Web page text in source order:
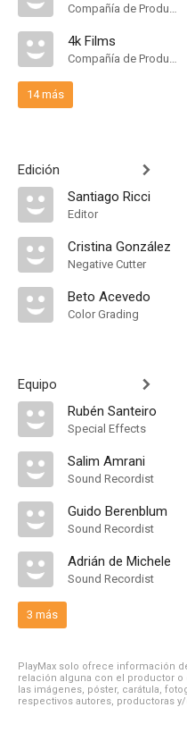
Compañía de Produccion
4k Films
Compañía de Produccion
14 más
Edición
Santiago Ricci
Editor
Cristina González
Negative Cutter
Beto Acevedo
Color Grading
Equipo
Rubén Santeiro
Special Effects
Salim Amrani
Sound Recordist
Guido Berenblum
Sound Recordist
Adrián de Michele
Sound Recordist
3 más
PlayMax solo ofrece información
relación alguna con el productor
las imágenes, póster, carátula,
respectivos autores, productoras